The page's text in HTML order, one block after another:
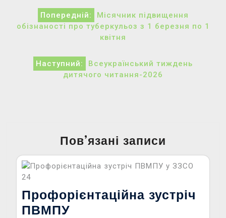
Навігація
записів
Попередній:
Місячник підвищення
обізнаності про туберкульоз з 1 березня по 1
квітня
Наступний:
Всеукраїнський тиждень
дитячого читання-2026
Пов’язані записи
Профорієнтаційна зустріч
ПВМПУ